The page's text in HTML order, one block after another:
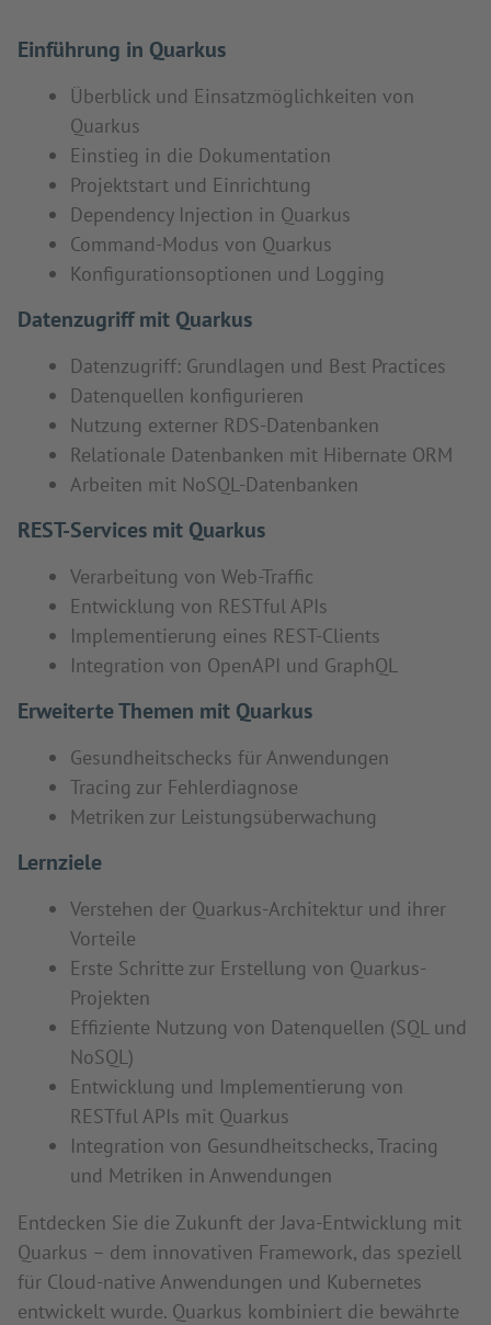
Einführung in Quarkus
Überblick und Einsatzmöglichkeiten von
Quarkus
Einstieg in die Dokumentation
Projektstart und Einrichtung
Dependency Injection in Quarkus
Command-Modus von Quarkus
Konfigurationsoptionen und Logging
Datenzugriff mit Quarkus
Datenzugriff: Grundlagen und Best Practices
Datenquellen konfigurieren
Nutzung externer RDS-Datenbanken
Relationale Datenbanken mit Hibernate ORM
Arbeiten mit NoSQL-Datenbanken
REST-Services mit Quarkus
Verarbeitung von Web-Traffic
Entwicklung von RESTful APIs
Implementierung eines REST-Clients
Integration von OpenAPI und GraphQL
Erweiterte Themen mit Quarkus
Gesundheitschecks für Anwendungen
Tracing zur Fehlerdiagnose
Metriken zur Leistungsüberwachung
Lernziele
Verstehen der Quarkus-Architektur und ihrer
Vorteile
Erste Schritte zur Erstellung von Quarkus-
Projekten
Effiziente Nutzung von Datenquellen (SQL und
NoSQL)
Entwicklung und Implementierung von
RESTful APIs mit Quarkus
Integration von Gesundheitschecks, Tracing
und Metriken in Anwendungen
Entdecken Sie die Zukunft der Java-Entwicklung mit
Quarkus – dem innovativen Framework, das speziell
für Cloud-native Anwendungen und Kubernetes
entwickelt wurde. Quarkus kombiniert die bewährte